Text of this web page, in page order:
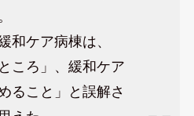
和ケア病棟は、
ころ」、緩和ケア
ること」と誤解さ